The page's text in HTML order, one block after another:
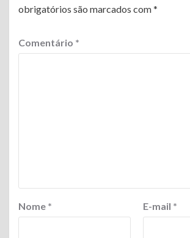
obrigatórios são marcados com*
Comentário *
Nome * E-mail *